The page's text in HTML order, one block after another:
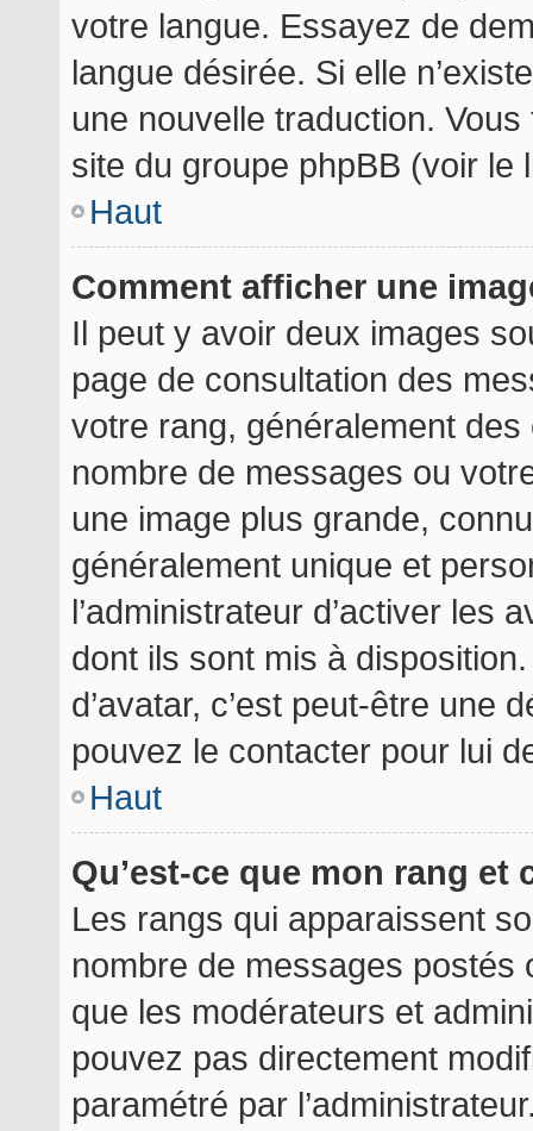
votre langue. Essayez de
langue désirée. Si elle
une nouvelle traduction.
site du groupe phpBB (voir le
Haut
Comment afficher une
Il peut y avoir deux images
page de consultation des
votre rang, généralement
nombre de messages ou
une image plus grande,
généralement unique et
l’administrateur d’activer les
dont ils sont mis à
d’avatar, c’est peut-être une
pouvez le contacter pour lui
Haut
Qu’est-ce que mon rang
Les rangs qui apparaissent
nombre de messages postés
que les modérateurs et
pouvez pas directement
paramétré par